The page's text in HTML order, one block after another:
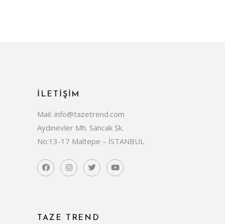
İLETİŞİM
Mail: info@tazetrend.com
Aydınevler Mh. Sancak Sk.
No:13-17 Maltepe – İSTANBUL
TAZE TREND